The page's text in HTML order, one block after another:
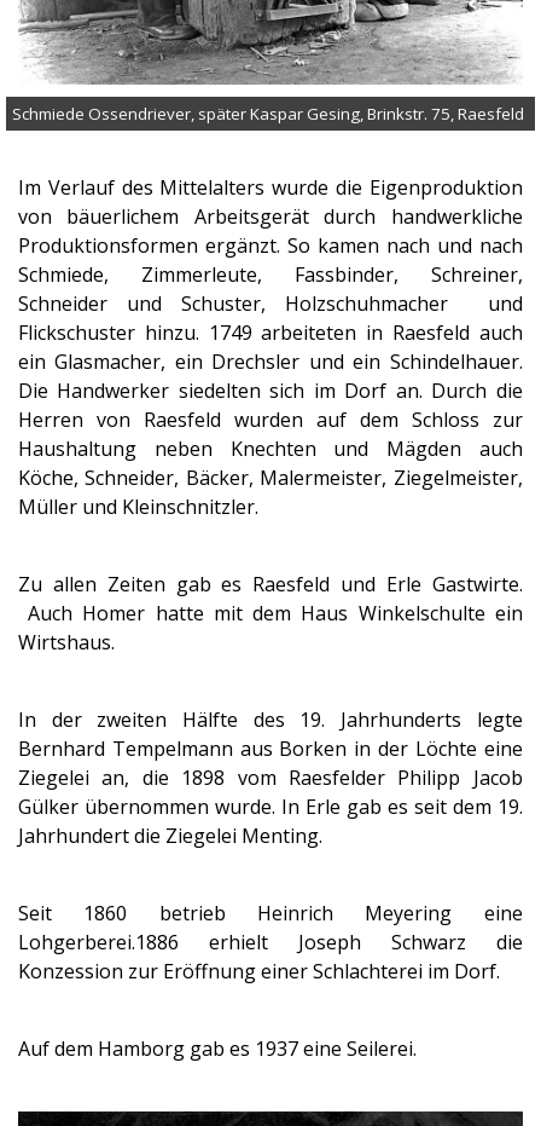
Schmiede Ossendriever, später Kaspar Gesing, Brinkstr. 75, Raesfeld
Im Verlauf des Mittelalters wurde die Eigenproduktion
von bäuerlichem Arbeitsgerät durch handwerkliche
Produktionsformen ergänzt. So kamen nach und nach
Schmiede, Zimmerleute, Fassbinder, Schreiner,
Schneider und Schuster, Holzschuhmacher und
Flickschuster hinzu. 1749 arbeiteten in Raesfeld auch
ein Glasmacher, ein Drechsler und ein Schindelhauer.
Die Handwerker siedelten sich im Dorf an. Durch die
Herren von Raesfeld wurden auf dem Schloss zur
Haushaltung neben Knechten und Mägden auch
Köche, Schneider, Bäcker, Malermeister, Ziegelmeister,
Müller und Kleinschnitzler.
Zu allen Zeiten gab es Raesfeld und Erle Gastwirte.
Auch Homer hatte mit dem Haus Winkelschulte ein
Wirtshaus.
In der zweiten Hälfte des 19. Jahrhunderts legte
Bernhard Tempelmann aus Borken in der Löchte eine
Ziegelei an, die 1898 vom Raesfelder Philipp Jacob
Gülker übernommen wurde. In Erle gab es seit dem 19.
Jahrhundert die Ziegelei Menting.
Seit 1860 betrieb Heinrich Meyering eine
Lohgerberei.1886 erhielt Joseph Schwarz die
Konzession zur Eröffnung einer Schlachterei im Dorf.
Auf dem Hamborg gab es 1937 eine Seilerei.